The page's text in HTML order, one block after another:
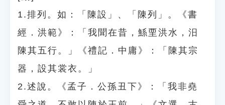
1.排列。如：「陳設」、「陳列」。《書
經．洪範》：「我聞在昔，鯀垔洪水，汨
陳其五行。」《禮記．中庸》：「陳其宗
器，設其裳衣。」
2.述說。《孟子．公孫丑下》：「我非堯